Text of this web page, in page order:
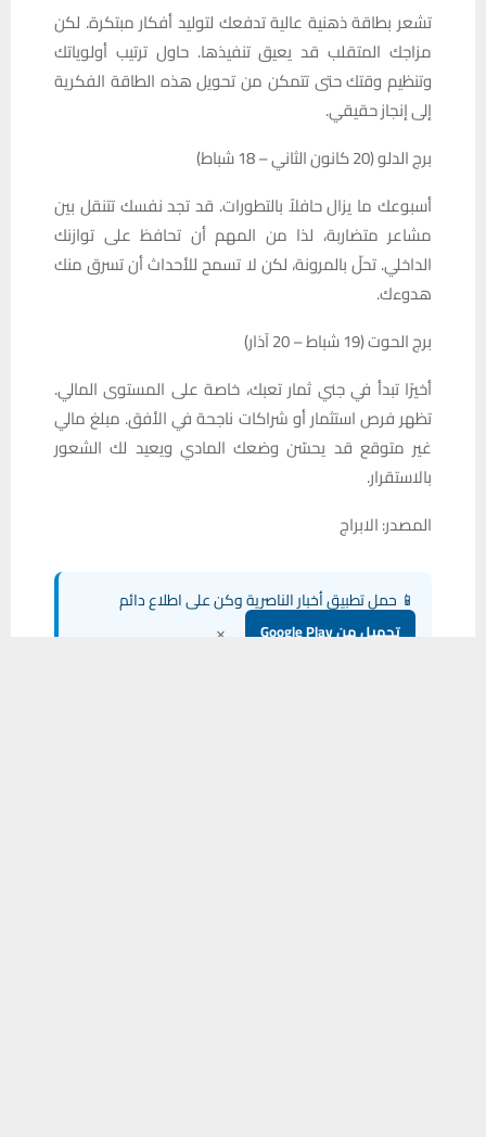
تشعر بطاقة ذهنية عالية تدفعك لتوليد أفكار مبتكرة. لكن
مزاجك المتقلب قد يعيق تنفيذها. حاول ترتيب أولوياتك
وتنظيم وقتك حتى تتمكن من تحويل هذه الطاقة الفكرية
إلى إنجاز حقيقي.
برج الدلو (20 كانون الثاني – 18 شباط)
أسبوعك ما يزال حافلاً بالتطورات. قد تجد نفسك تتنقل بين
مشاعر متضاربة، لذا من المهم أن تحافظ على توازنك
الداخلي. تحلّ بالمرونة، لكن لا تسمح للأحداث أن تسرق منك
هدوءك.
برج الحوت (19 شباط – 20 آذار)
أخيرًا تبدأ في جني ثمار تعبك، خاصة على المستوى المالي.
تظهر فرص استثمار أو شراكات ناجحة في الأفق. مبلغ مالي
غير متوقع قد يحسّن وضعك المادي ويعيد لك الشعور
بالاستقرار.
المصدر: الابراج
📱 حمل تطبيق أخبار الناصرية وكن على اطلاع دائم
تحميل من Google Play ×